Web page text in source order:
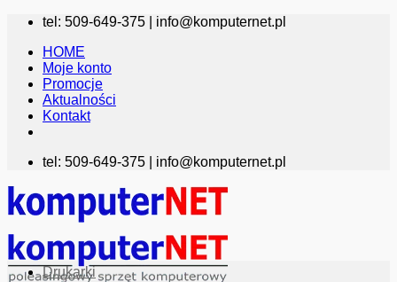
Przewiń
zawartości
tel: 509-649-375 | info@komputernet.pl
HOME
Moje konto
Promocje
Aktualności
Kontakt
tel: 509-649-375 | info@komputernet.pl
Drukarki